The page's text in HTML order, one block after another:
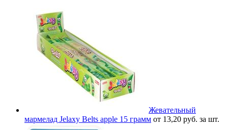
Жевательный
мармелад Jelaxy Belts apple 15 грамм от 13,20 руб. за шт.